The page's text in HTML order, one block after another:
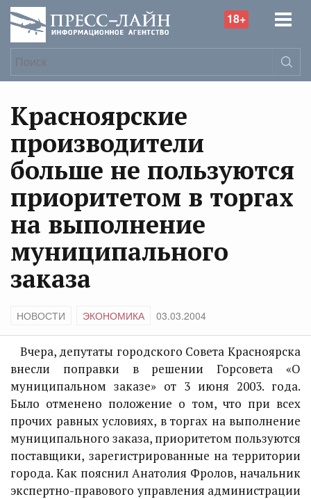
18+
Красноярские
производители
больше не пользуются
приоритетом в торгах
на выполнение
муниципального
заказа
НОВОСТИ ЭКОНОМИКА 03.03.2004
Вчера, депутаты городского Совета Красноярска
внесли поправки в решении Горсовета «О
муниципальном заказе» от 3 июня 2003. года.
Было отменено положение о том, что при всех
прочих равных условиях, в торгах на выполнение
муниципального заказа, приоритетом пользуются
поставщики, зарегистрированные на территории
города. Как пояснил Анатолия Фролов, начальник
экспертно-правового управления администрации